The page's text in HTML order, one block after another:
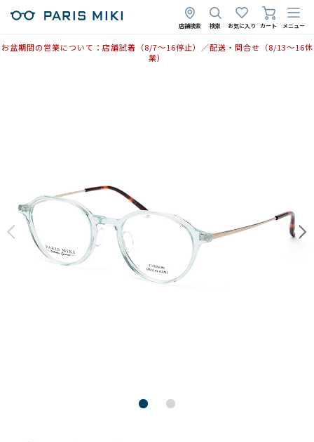
店舗検索 検索 お気に入り カート メニュー
お盆期間の営業について：店舗試着（8/7〜16停止）／配送・問合せ（8/13〜16休
業）